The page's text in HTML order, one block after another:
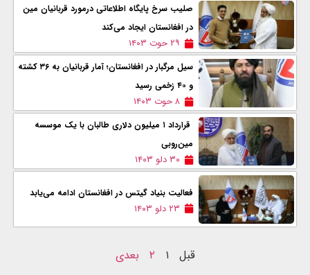
صلیب سرخ پایگاه اطلاعاتی درمورد قربانیان مین
در افغانستان ایجاد می‌کند
۲۹ حوت ۱۴۰۳
سیل مرگبار در افغانستان؛ آمار قربانیان به ۳۶ کشته
و ۴۰ زخمی رسید
۸ حوت ۱۴۰۳
قرارداد ۱ میلیون دلاری طالبان با یک موسسه
مین‌روبی
۳۰ دلو ۱۴۰۳
فعالیت بنیاد گیتس در افغانستان ادامه می‌یابد
۲۳ دلو ۱۴۰۳
قبل ۱ ۲ بعدی